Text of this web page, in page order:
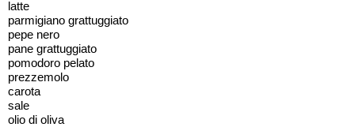
latte
parmigiano grattuggiato
pepe nero
pane grattuggiato
pomodoro pelato
prezzemolo
carota
sale
olio di oliva